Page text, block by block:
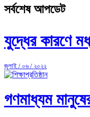
সর্বশেষ আপডেট
যুদ্ধের কারণে
জুলাই / ০৬ / ২০২২
গণমাধ্যম